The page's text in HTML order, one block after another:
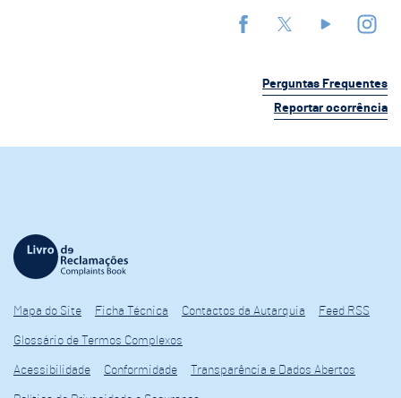
Perguntas Frequentes
Reportar ocorrência
Mapa do Site Ficha Técnica Contactos da Autarquia Feed RSS
Glossário de Termos Complexos
Acessibilidade Conformidade Transparência e Dados Abertos